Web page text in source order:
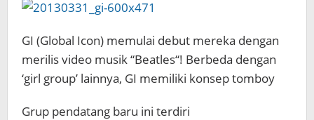
GI (Global Icon) memulai debut mereka dengan
merilis video musik “Beatles“! Berbeda dengan
‘girl group’ lainnya, GI memiliki konsep tomboy
Grup pendatang baru ini terdiri